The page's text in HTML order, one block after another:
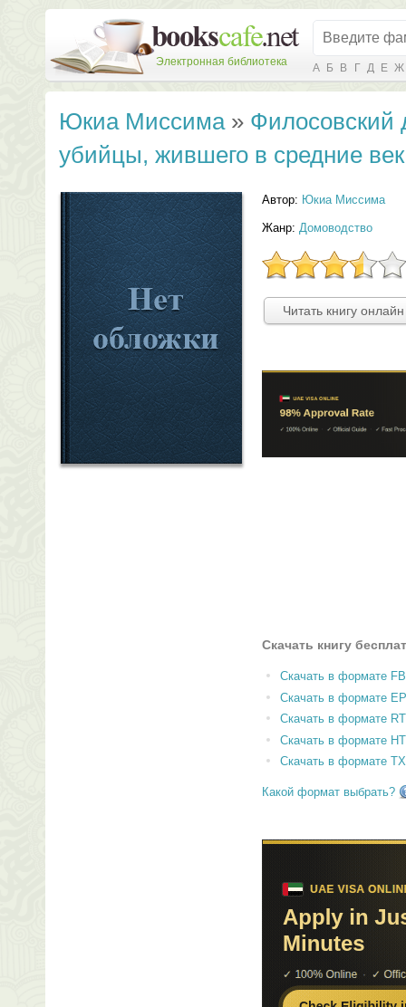
Электронная библиотека А Б В Г Д Е Ж
Юкиа Миссима» Филосовский
убийцы, жившего в средние
Автор: Юкиа Миссима
Жанр: Домоводство
Читать книгу
Скачать книгу
Скачать в формате
Скачать в формате
Скачать в формате
Скачать в формате
Скачать в формате
Какой формат выбрать?